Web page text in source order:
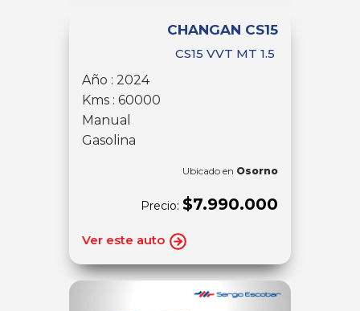
CHANGAN CS15
CS15 VVT MT 1.5
Año : 2024
Kms : 60000
Manual
Gasolina
Ubicado en Osorno
Precio: $7.990.000
Ver este auto